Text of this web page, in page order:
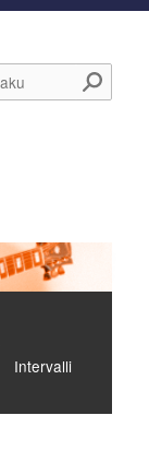
Haku
Intervalli